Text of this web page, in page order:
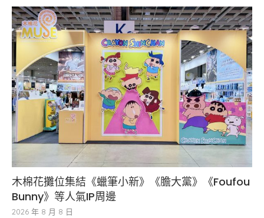
木棉花攤位集結《蠟筆小新》《膽大黨》《Foufou
Bunny》等人氣IP周邊
2026 年 8 月 8 日